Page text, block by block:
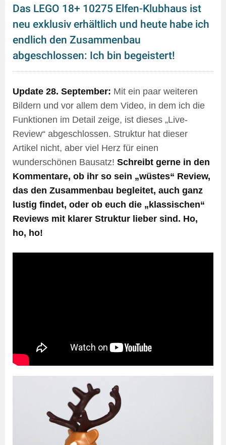
Das LEGO 18+ 10275 Elfen-Klubhaus ist
neu exklusiv erhältlich und heute habe ich
endlich den Zusammenbau
abgeschlossen: Ich bin begeistert!
Update 28. September: Mit ein paar weiteren
Bildern und vor allem dem Video, in dem ich die
Funktionen im Detail zeige, ist dieses „Live-
Review“ abgeschlossen. Struktur hat dieser
Artikel nicht, aber viel Herz für einen
wunderschönen Bausatz! Schreibt gerne in den
Kommentare, ob ihr so sein „wüstes“ Review,
das den Zusammenbau begleitet, auch ganz
lustig findet, oder ob euch die „klassischen“
Reviews mit klarer Struktur lieber sind. Ho,
ho, ho!